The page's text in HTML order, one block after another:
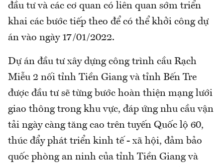
đầu tư và các cơ quan có liên quan sớm triển
khai các bước tiếp theo để có thể khởi công dự
án vào ngày 17/01/2022.
Dự án đầu tư xây dựng công trình cầu Rạch
Miễu 2 nối tỉnh Tiền Giang và tỉnh Bến Tre
được đầu tư sẽ từng bước hoàn thiện mạng lưới
giao thông trong khu vực, đáp ứng nhu cầu vận
tải ngày càng tăng cao trên tuyến Quốc lộ 60,
thúc đẩy phát triển kinh tế - xã hội, đảm bảo
quốc phòng an ninh của tỉnh Tiền Giang và